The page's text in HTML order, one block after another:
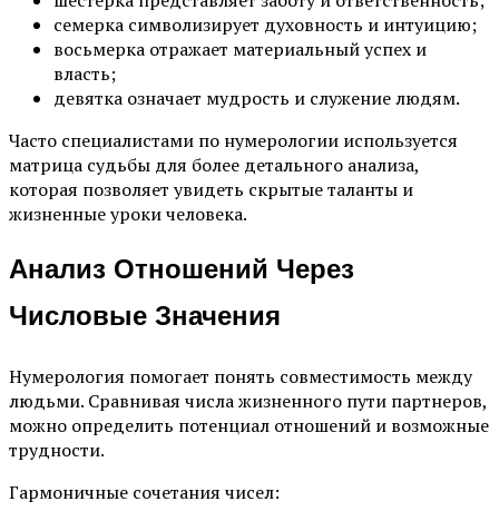
семерка символизирует духовность и интуицию;
восьмерка отражает материальный успех и
власть;
девятка означает мудрость и служение людям.
Часто специалистами по нумерологии используется
матрица судьбы для более детального анализа,
которая позволяет увидеть скрытые таланты и
жизненные уроки человека.
Анализ Отношений Через
Числовые Значения
Нумерология помогает понять совместимость между
людьми. Сравнивая числа жизненного пути партнеров,
можно определить потенциал отношений и возможные
трудности.
Гармоничные сочетания чисел: